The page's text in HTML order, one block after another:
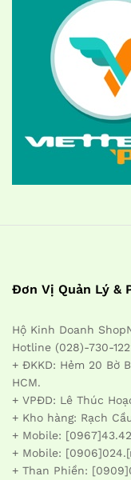
Đơn Vị Quản Lý &
Hộ Kinh Doanh
Hotline (028)-730-
+ ĐKKD: Hẻm 20 Bờ
HCM.
+ VPĐD: Lê Thúc
+ Kho hàng: Rạch
+ Mobile:
+ Mobile:
+ Than Phiền: